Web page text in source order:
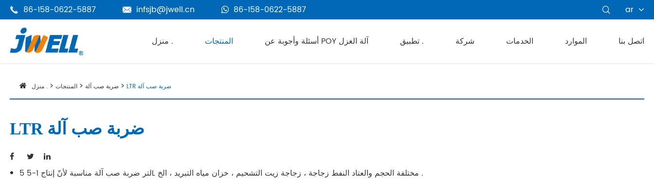
 86-158-0622-5887  infsjb@jwell.cn 86-158-0622-5887  ar
منزل . المنتجات أسئلة وأجوبة عن POY آلة الغزل تطبيق . شركة الخدمات الموارد اتصل بنا
منزل . المنتجات ضربة صب آلة LTR ضربة صب آلة
LTR ضربة صب آلة
5 لتر ضربة صب آلة مناسبة لأنّ إنتاج 1-5L مختلفة الحجم والعتاد النفط زجاجة ، زجاجة زيت التشحيم ، خزان مياه التبريد ، الخ .